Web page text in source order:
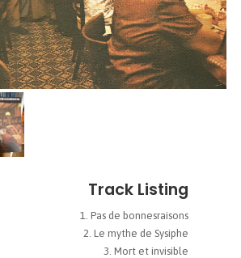
Track Listing
Pas de bonnesraisons
Le mythe de Sysiphe
Mort et invisible